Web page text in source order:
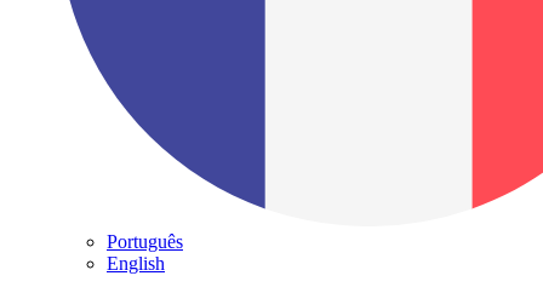
Português
English